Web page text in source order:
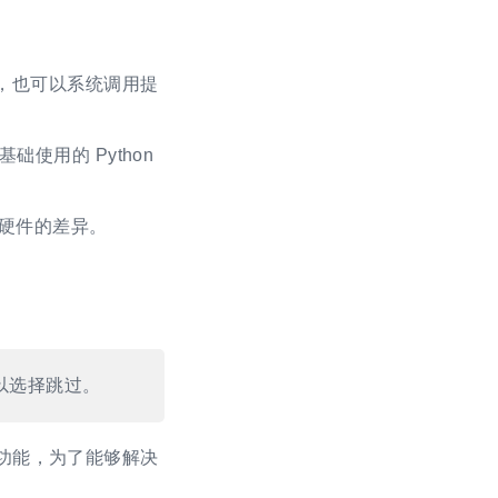
也可以系统调用提
础使用的 Python
件的差异。
择跳过。
能，为了能够解决